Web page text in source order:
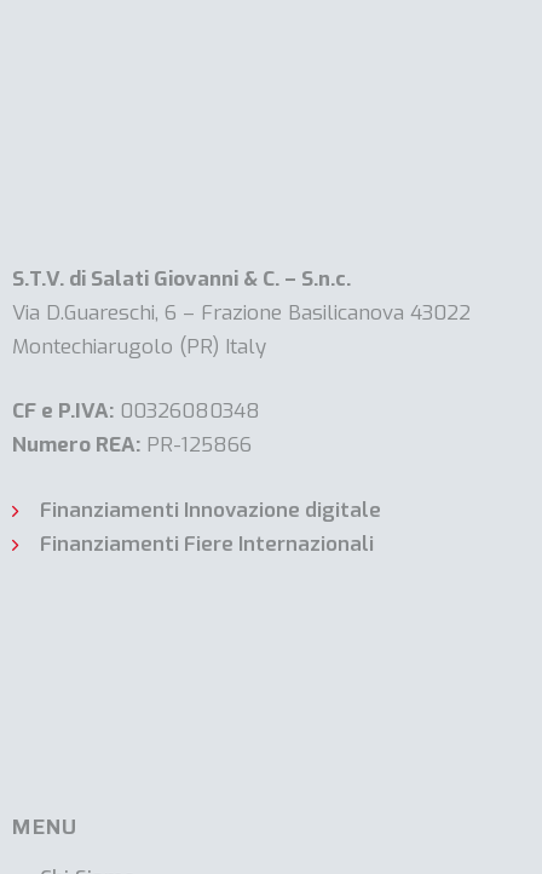
S.T.V. di Salati Giovanni & C. – S.n.c.
Via D.Guareschi, 6 – Frazione Basilicanova 43022
Montechiarugolo (PR) Italy
CF e P.IVA: 00326080348
Numero REA: PR-125866
Finanziamenti Innovazione digitale
Finanziamenti Fiere Internazionali
MENU